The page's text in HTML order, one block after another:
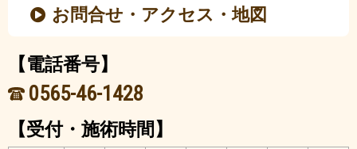
お問合せ・アクセス・地図
【電話番号】
0565-46-1428
【受付・施術時間】